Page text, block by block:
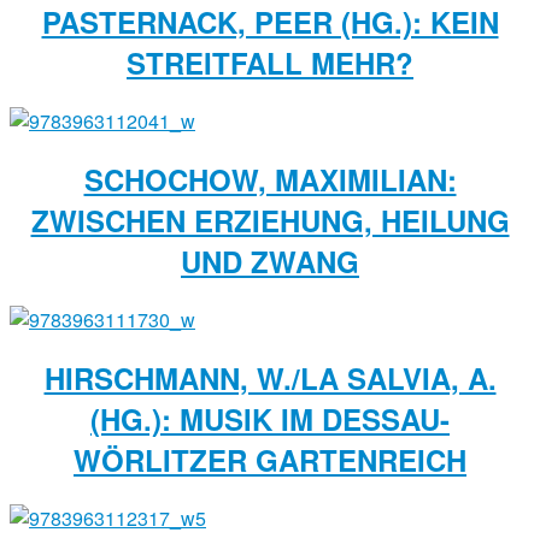
PASTERNACK, PEER (HG.): KEIN
STREITFALL MEHR?
SCHOCHOW, MAXIMILIAN:
ZWISCHEN ERZIEHUNG, HEILUNG
UND ZWANG
HIRSCHMANN, W./LA SALVIA, A.
(HG.): MUSIK IM DESSAU-
WÖRLITZER GARTENREICH